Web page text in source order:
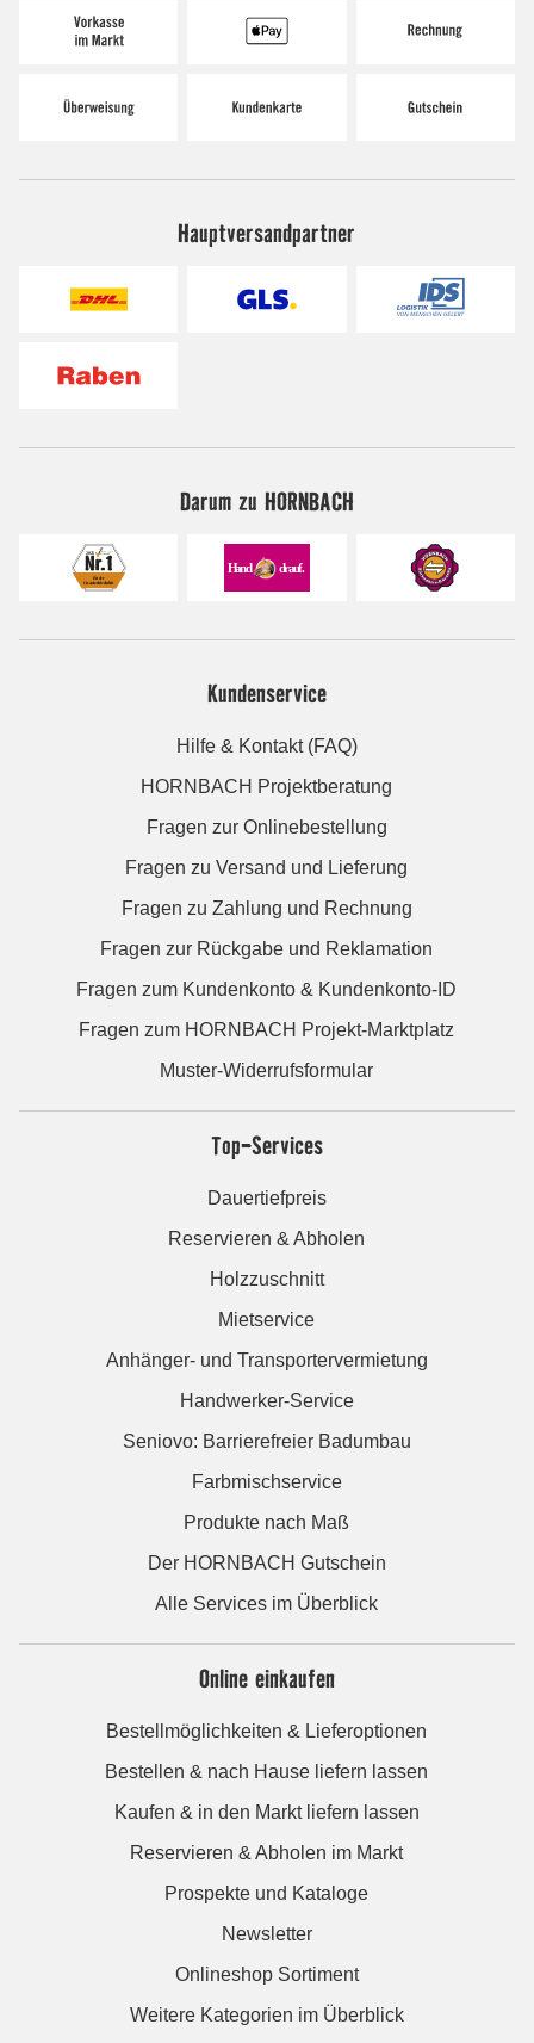
Hauptversandpartner
Darum zu HORNBACH
Kundenservice
Hilfe & Kontakt (FAQ)
HORNBACH Projektberatung
Fragen zur Onlinebestellung
Fragen zu Versand und Lieferung
Fragen zu Zahlung und Rechnung
Fragen zur Rückgabe und Reklamation
Fragen zum Kundenkonto & Kundenkonto-ID
Fragen zum HORNBACH Projekt-Marktplatz
Muster-Widerrufsformular
Top-Services
Dauertiefpreis
Reservieren & Abholen
Holzzuschnitt
Mietservice
Anhänger- und Transportervermietung
Handwerker-Service
Seniovo: Barrierefreier Badumbau
Farbmischservice
Produkte nach Maß
Der HORNBACH Gutschein
Alle Services im Überblick
Online einkaufen
Bestellmöglichkeiten & Lieferoptionen
Bestellen & nach Hause liefern lassen
Kaufen & in den Markt liefern lassen
Reservieren & Abholen im Markt
Prospekte und Kataloge
Newsletter
Onlineshop Sortiment
Weitere Kategorien im Überblick